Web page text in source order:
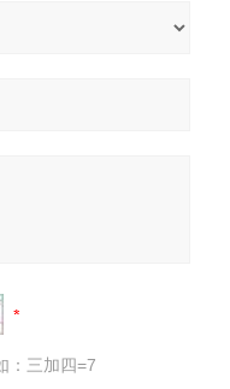
：三加四=7